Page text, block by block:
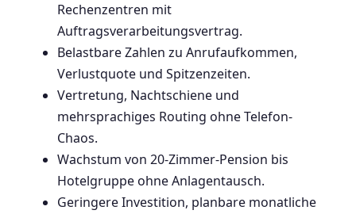
Rechenzentren mit
Auftragsverarbeitungsvertrag.
Belastbare Zahlen zu Anrufaufkommen,
Verlustquote und Spitzenzeiten.
Vertretung, Nachtschiene und
mehrsprachiges Routing ohne Telefon-
Chaos.
Wachstum von 20-Zimmer-Pension bis
Hotelgruppe ohne Anlagentausch.
Geringere Investition, planbare monatliche